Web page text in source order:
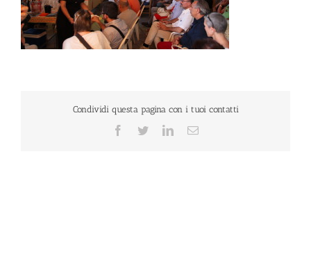
Condividi questa pagina con i tuoi contatti
Facebook
TwitterLinkedInEmail